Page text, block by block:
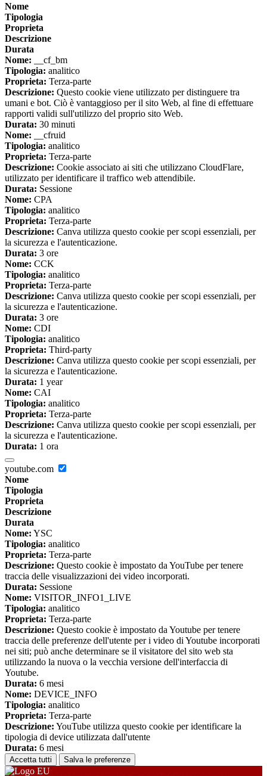
Nome
Tipologia
Proprieta
Descrizione
Durata
Nome: __cf_bm
Tipologia: analitico
Proprieta: Terza-parte
Descrizione: Questo cookie viene utilizzato per distinguere tra
umani e bot. Ciò è vantaggioso per il sito Web, al fine di effettuare
rapporti validi sull'utilizzo del proprio sito Web.
Durata: 30 minuti
Nome: __cfruid
Tipologia: analitico
Proprieta: Terza-parte
Descrizione: Cookie associato ai siti che utilizzano CloudFlare,
utilizzato per identificare il traffico web attendibile.
Durata: Sessione
Nome: CPA
Tipologia: analitico
Proprieta: Terza-parte
Descrizione: Canva utilizza questo cookie per scopi essenziali, per
la sicurezza e l'autenticazione.
Durata: 3 ore
Nome: CCK
Tipologia: analitico
Proprieta: Terza-parte
Descrizione: Canva utilizza questo cookie per scopi essenziali, per
la sicurezza e l'autenticazione.
Durata: 3 ore
Nome: CDI
Tipologia: analitico
Proprieta: Third-party
Descrizione: Canva utilizza questo cookie per scopi essenziali, per
la sicurezza e l'autenticazione.
Durata: 1 year
Nome: CAI
Tipologia: analitico
Proprieta: Terza-parte
Descrizione: Canva utilizza questo cookie per scopi essenziali, per
la sicurezza e l'autenticazione.
Durata: 1 ora
youtube.com
Nome
Tipologia
Proprieta
Descrizione
Durata
Nome: YSC
Tipologia: analitico
Proprieta: Terza-parte
Descrizione: Questo cookie è impostato da YouTube per tenere
traccia delle visualizzazioni dei video incorporati.
Durata: Sessione
Nome: VISITOR_INFO1_LIVE
Tipologia: analitico
Proprieta: Terza-parte
Descrizione: Questo cookie è impostato da Youtube per tenere
traccia delle preferenze dell'utente per i video di Youtube incorporati
nei siti; può anche determinare se il visitatore del sito web sta
utilizzando la nuova o la vecchia versione dell'interfaccia di
Youtube.
Durata: 6 mesi
Nome: DEVICE_INFO
Tipologia: analitico
Proprieta: Terza-parte
Descrizione: YouTube utilizza questo cookie per identificare la
tipologia di device utilizzata dall'utente
Durata: 6 mesi
Accetta tutti Salva le preferenze